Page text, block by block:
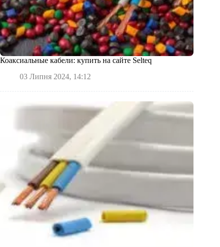
Коаксиальные кабели: купить на сайте Selteq
03 Липня 2024, 14:12